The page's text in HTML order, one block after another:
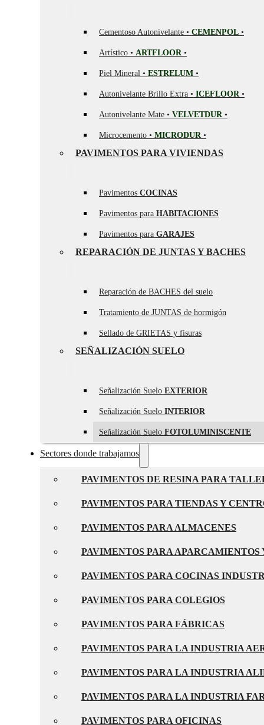
Cementoso Autonivelante • CEMENPOL •
Artístico • ARTFLOOR •
Piel Mineral • ESTRELUM •
Autonivelante Brillo Extra • ICEFLOOR •
Autonivelante Mate • VELVETDUR •
Microcemento • MICRODUR •
PAVIMENTOS PARA VIVIENDAS
Pavimentos COCINAS
Pavimentos para HABITACIONES
Pavimentos para GARAJES
REPARACIÓN DE JUNTAS Y BACHES
Reparación de BACHES del suelo
Tratamiento de JUNTAS de hormigón
Sellado de GRIETAS y fisuras
SEÑALIZACIÓN SUELO
Señalización Suelo EXTERIOR
Señalización Suelo INTERIOR
Señalización Suelo FOTOLUMINISCENTE
Sectores donde trabajamos
PAVIMENTOS DE RESINA PARA
PAVIMENTOS PARA TIENDAS Y
PAVIMENTOS PARA ALMACENES
PAVIMENTOS PARA APARCAMIENTOS
PAVIMENTOS PARA COCINAS
PAVIMENTOS PARA COLEGIOS
PAVIMENTOS PARA FÁBRICAS
PAVIMENTOS PARA LA INDUSTRIA
PAVIMENTOS PARA LA INDUSTRIA
PAVIMENTOS PARA LA INDUSTRIA
PAVIMENTOS PARA OFICINAS